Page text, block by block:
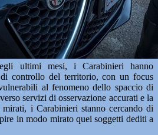
ultimi mesi, i Carabinieri hanno
controllo del territorio, con un focus
al fenomeno dello spaccio di
servizi di osservazione accurati e la
i Carabinieri stanno cercando di
in modo mirato quei soggetti dediti a